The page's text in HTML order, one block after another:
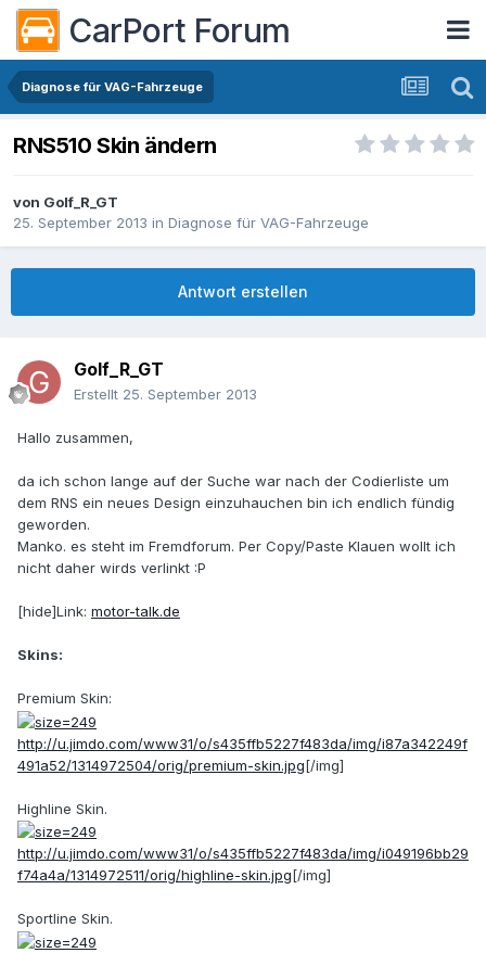
CarPort Forum
Diagnose für VAG-Fahrzeuge
RNS510 Skin ändern
von Golf_R_GT
25. September 2013 in Diagnose für VAG-Fahrzeuge
Antwort erstellen
Golf_R_GT
Erstellt 25. September 2013
Hallo zusammen,
da ich schon lange auf der Suche war nach der Codierliste um
dem RNS ein neues Design einzuhauchen bin ich endlich fündig
geworden.
Manko. es steht im Fremdforum. Per Copy/Paste Klauen wollt ich
nicht daher wirds verlinkt :P
[hide]Link: motor-talk.de
Skins:
Premium Skin:
http://u.jimdo.com/www31/o/s435ffb5227f483da/img/i87a342249f
491a52/1314972504/orig/premium-skin.jpg[/img]
Highline Skin.
http://u.jimdo.com/www31/o/s435ffb5227f483da/img/i049196bb29
f74a4a/1314972511/orig/highline-skin.jpg[/img]
Sportline Skin.